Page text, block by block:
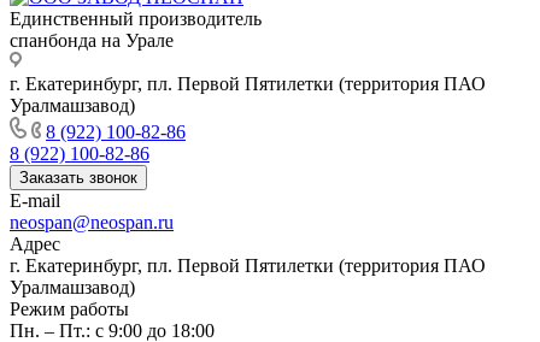
Единственный производитель
спанбонда на Урале
г. Екатеринбург, пл. Первой Пятилетки (территория ПАО
Уралмашзавод)
8 (922) 100-82-86
8 (922) 100-82-86
Заказать звонок
E-mail
neospan@neospan.ru
Адрес
г. Екатеринбург, пл. Первой Пятилетки (территория ПАО
Уралмашзавод)
Режим работы
Пн. – Пт.: с 9:00 до 18:00